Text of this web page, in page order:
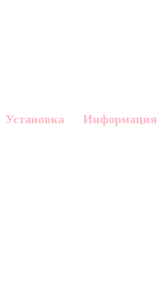
Установка Информация